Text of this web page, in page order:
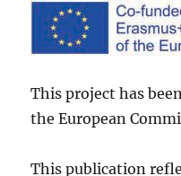
This project has
the European
This publication